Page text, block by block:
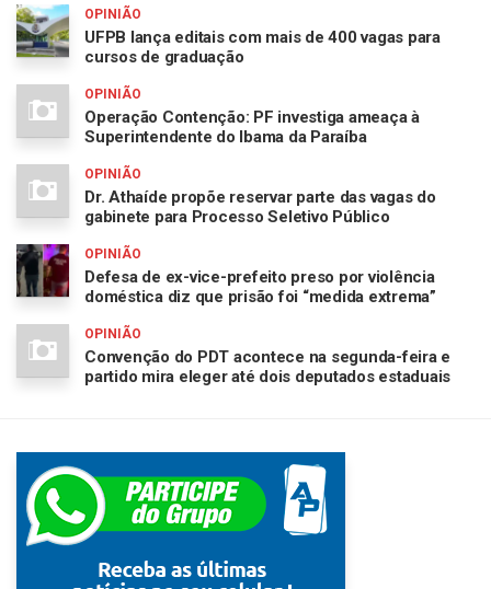
OPINIÃO
UFPB lança editais com mais de 400 vagas para
cursos de graduação
OPINIÃO
Operação Contenção: PF investiga ameaça à
Superintendente do Ibama da Paraíba
OPINIÃO
Dr. Athaíde propõe reservar parte das vagas do
gabinete para Processo Seletivo Público
OPINIÃO
Defesa de ex-vice-prefeito preso por violência
doméstica diz que prisão foi “medida extrema”
OPINIÃO
Convenção do PDT acontece na segunda-feira e
partido mira eleger até dois deputados estaduais